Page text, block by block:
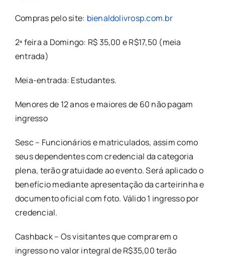
Compras pelo site: bienaldolivrosp.com.br
2ª feira a Domingo: R$ 35,00 e R$17,50 (meia
entrada)
Meia-entrada: Estudantes.
Menores de 12 anos e maiores de 60 não pagam
ingresso
Sesc – Funcionários e matriculados, assim como
seus dependentes com credencial da categoria
plena, terão gratuidade ao evento. Será aplicado o
benefício mediante apresentação da carteirinha e
documento oficial com foto. Válido 1 ingresso por
credencial.
Cashback – Os visitantes que comprarem o
ingresso no valor integral de R$35,00 terão